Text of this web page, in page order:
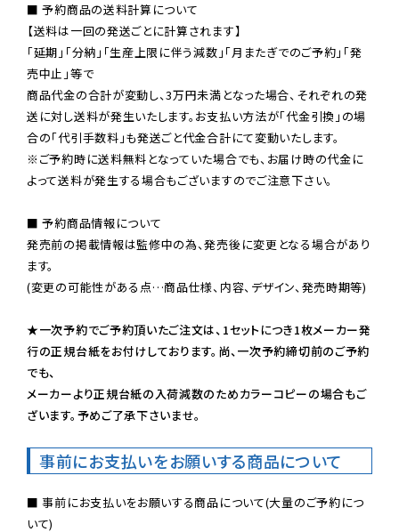
■ 予約商品の送料計算について
【送料は一回の発送ごとに計算されます】
「延期」「分納」「生産上限に伴う減数」「月またぎでのご予約」「発
売中止」等で
商品代金の合計が変動し、3万円未満となった場合、それぞれの発
送に対し送料が発生いたします。お支払い方法が「代金引換」の場
※ご予約時に送料無料となっていた場合でも、お届け時の代金に
よって送料が発生する場合もございますのでご注意下さい。
■ 予約商品情報について
発売前の掲載情報は監修中の為、発売後に変更となる場合があり
ます。
(変更の可能性がある点…商品仕様、内容、デザイン、発売時期等)
★一次予約でご予約頂いたご注文は、1セットにつき1枚メーカー発
行の正規台紙をお付けしております。尚、一次予約締切前のご予約
でも、
メーカーより正規台紙の入荷減数のためカラーコピーの場合もご
ざいます。予めご了承下さいませ。
事前にお支払いをお願いする商品について
■ 事前にお支払いをお願いする商品について(大量のご予約につ
いて)